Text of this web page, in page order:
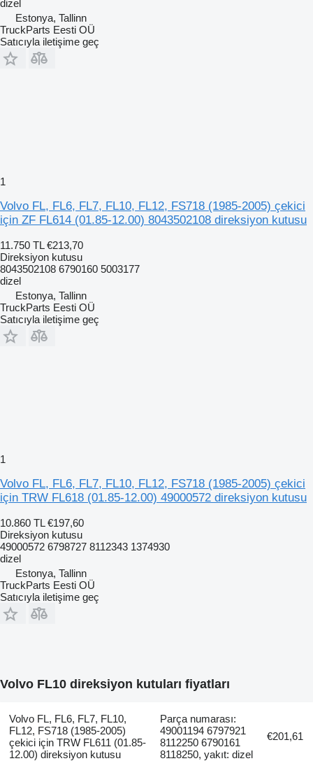
dizel
Estonya, Tallinn
TruckParts Eesti OÜ
Satıcıyla iletişime geç
1
Volvo FL, FL6, FL7, FL10, FL12, FS718 (1985-2005) çekici
için ZF FL614 (01.85-12.00) 8043502108 direksiyon kutusu
11.750 TL €213,70
Direksiyon kutusu
8043502108 6790160 5003177
dizel
Estonya, Tallinn
TruckParts Eesti OÜ
Satıcıyla iletişime geç
1
Volvo FL, FL6, FL7, FL10, FL12, FS718 (1985-2005) çekici
için TRW FL618 (01.85-12.00) 49000572 direksiyon kutusu
10.860 TL €197,60
Direksiyon kutusu
49000572 6798727 8112343 1374930
dizel
Estonya, Tallinn
TruckParts Eesti OÜ
Satıcıyla iletişime geç
Volvo FL10 direksiyon kutuları fiyatları
Volvo FL, FL6, FL7, FL10,
FL12, FS718 (1985-2005)
çekici için TRW FL611 (01.85-
12.00) direksiyon kutusu
Parça numarası:
49001194 6797921
8112250 6790161
8118250, yakıt: dizel
€201,61